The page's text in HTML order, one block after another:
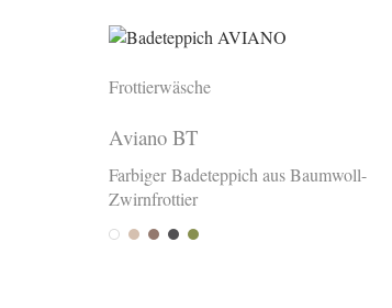
Frottierwäsche
Aviano BT
Farbiger Badeteppich aus Baumwoll-
Zwirnfrottier
WeissSabbiaTartufoPiombo
Abete